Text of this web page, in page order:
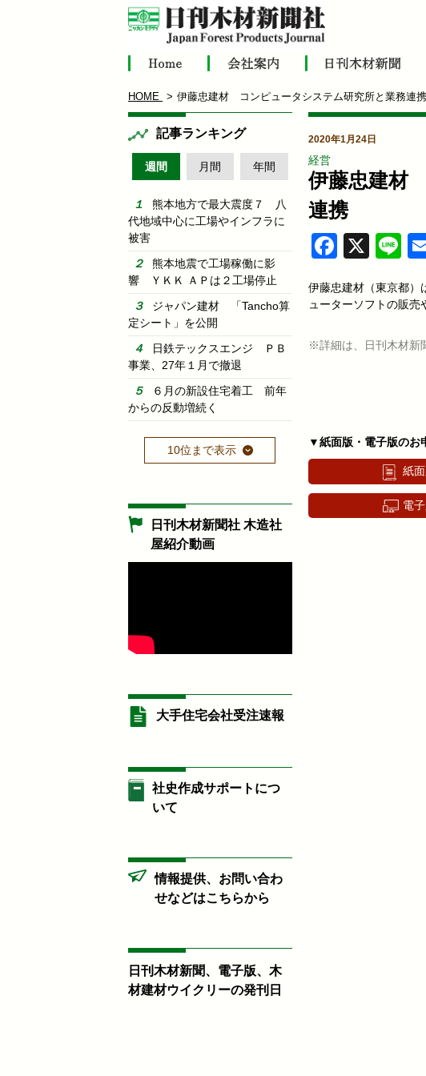
HOME 伊藤忠建材 コンピュータシステム研究所と業務連携
2020年1月24日
経営
伊藤忠建材
連携
X
伊藤忠建材（東京都）
ューターソフトの販売
※詳細は、日刊木材新
▼紙面版・電子版のお
紙
電
記事ランキング
週間 月間 年間
熊本地方で最大震度７ 八
代地域中心に工場やインフラに
被害
熊本地震で工場稼働に影
響 ＹＫＫ ＡＰは２工場停止
ジャパン建材 「Tancho算
定シート」を公開
日鉄テックスエンジ ＰＢ
事業、27年１月で撤退
６月の新設住宅着工 前年
からの反動増続く
10位まで表示
日刊木材新聞社 木造社
屋紹介動画
大手住宅会社受注速報
社史作成サポートにつ
いて
情報提供、お問い合わ
せなどはこちらから
日刊木材新聞、電子版、木
材建材ウイクリーの発刊日